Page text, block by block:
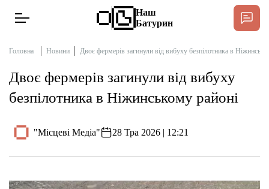
Новини
Інтерв’ю
Наш
Батурин
Головна Новини Двоє фермерів загинули від вибуху безпілотника в
Двоє фермерів загинули від вибуху
безпілотника в Ніжинському районі
"Місцеві Медіа" 28 Тра 2026 | 12:21